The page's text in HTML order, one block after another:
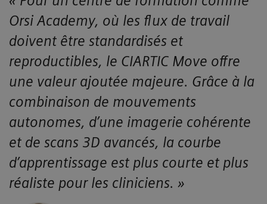
Orsi Academy, où les flux de travail
doivent être standardisés et
reproductibles, le CIARTIC Move offre
une valeur ajoutée majeure. Grâce à la
combinaison de mouvements
autonomes, d’une imagerie cohérente
et de scans 3D avancés, la courbe
d’apprentissage est plus courte et plus
réaliste pour les cliniciens. »